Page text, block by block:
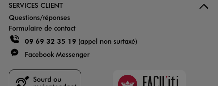
SERVICES CLIENT
Questions/réponses
Formulaire de contact
09 69 32 35 19 (appel non surtaxé)
Facebook Messenger
Faciliti